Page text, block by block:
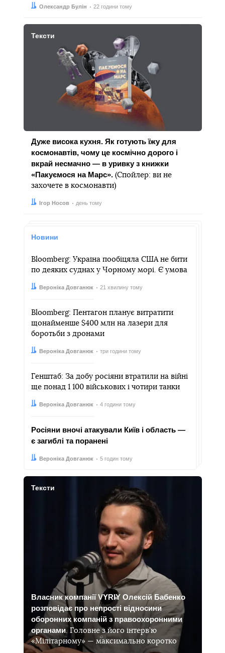
Автор:
Олександр Булін
Дата: 22 години тому
Тексти
Дуже висока кухня. Як готують їжу для
космонавтів, чому це космічно дорого і
вкрай несмачно — в уривку з книжки
«Пакуємося на Марс». (Спойлер: ви не
захочете в космонавти)
Автор:
Ігор Носов
Дата: день тому
Новини
Bloomberg: Україна пообіцяла США не бити
по деяких суднах у Чорному морі. Є умова
Автор:
Вероніка Довганюк
Дата: 21 хвилину тому
Bloomberg: Пентагон планує витратити
щонайменше $400 млн на лазери для
боротьби з дронами
Автор:
Вероніка Довганюк
Дата: три години тому
Генштаб: За добу росіяни втратили на війні
ще понад 1 100 військових і чотири танки
Автор:
Вероніка Довганюк
Дата: 4 години тому
Росіяни вночі атакували Київ і область —
є загиблі та поранені
Автор:
Вероніка Довганюк
Дата: 5 годин тому
Тексти
Власник компанії VYRIY Олексій Бабенко
розповідає про непрості відносини
оборонних компаній з правоохоронними
органами. Головне з його інтерв’ю
«Мілітарному» — максимально коротко